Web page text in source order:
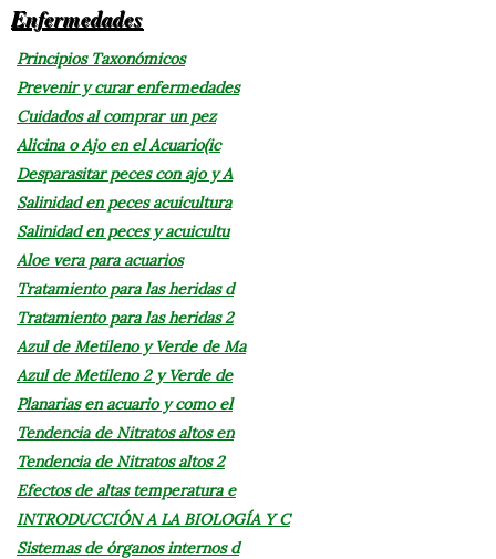
Enfermedades
Principios Taxonómicos
Prevenir y curar enfermedades
Cuidados al comprar un pez
Alicina o Ajo en el Acuario(ic
Desparasitar peces con ajo y A
Salinidad en peces acuicultura
Salinidad en peces y acuicultu
Aloe vera para acuarios
Tratamiento para las heridas d
Tratamiento para las heridas 2
Azul de Metileno y Verde de Ma
Azul de Metileno 2 y Verde de
Planarias en acuario y como el
Tendencia de Nitratos altos en
Tendencia de Nitratos altos 2
Efectos de altas temperatura e
INTRODUCCIÓN A LA BIOLOGÍA Y C
Sistemas de órganos internos d